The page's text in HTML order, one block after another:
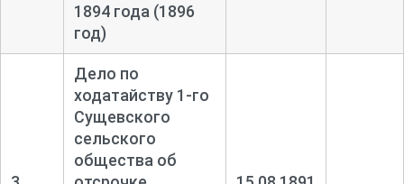
1894 года (1896
год)
Дело по
ходатайству 1-го
Сущевского
сельского
общества об